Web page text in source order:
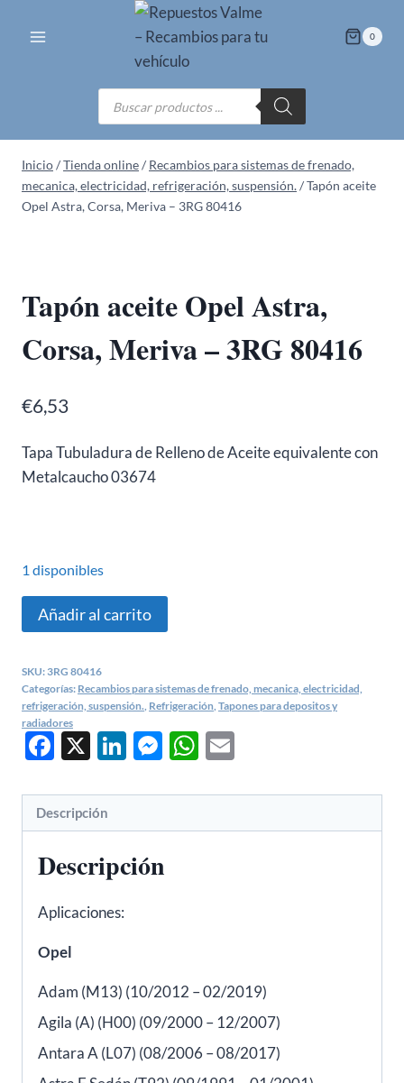
0
Búsqueda
de
productos
Inicio/Tienda online/ Recambios para sistemas de frenado,
mecanica, electricidad, refrigeración, suspensión./Tapón aceite
Opel Astra, Corsa, Meriva – 3RG 80416
Tapón aceite Opel Astra,
Corsa, Meriva – 3RG 80416
€6,53
Tapa Tubuladura de Relleno de Aceite equivalente con
Metalcaucho 03674
1 disponibles
Tapón
aceite
Astra,
Corsa,
Meriva
–
80416
cantidad
Añadir al carrito
SKU: 3RG 80416
Categorías: Recambios para sistemas de frenado, mecanica, electricidad,
refrigeración, suspensión. Refrigeración Tapones para depositos y
radiadores
Facebook
X LinkedIn
Messenger
WhatsApp
Descripción
Descripción
Aplicaciones:
Opel
Adam (M13) (10/2012 – 02/2019)
Agila (A) (H00) (09/2000 – 12/2007)
Antara A (L07) (08/2006 – 08/2017)